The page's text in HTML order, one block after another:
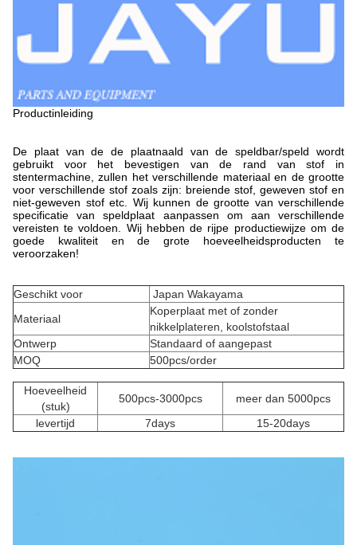
Productinleiding
De plaat van de de plaatnaald van de speldbar/speld wordt
gebruikt voor het bevestigen van de rand van stof in
stentermachine, zullen het verschillende materiaal en de grootte
voor verschillende stof zoals zijn: breiende stof, geweven stof en
niet-geweven stof etc. Wij kunnen de grootte van verschillende
specificatie van speldplaat aanpassen om aan verschillende
vereisten te voldoen. Wij hebben de rijpe productiewijze om de
goede kwaliteit en de grote hoeveelheidsproducten te
veroorzaken!
Geschikt voor
Japan Wakayama
Materiaal
Koperplaat met of zonder
nikkelplateren, koolstofstaal
Ontwerp
Standaard of aangepast
MOQ
500pcs/order
Hoeveelheid
(stuk)
500pcs-3000pcs
meer dan 5000pcs
levertijd
7days 15-20days